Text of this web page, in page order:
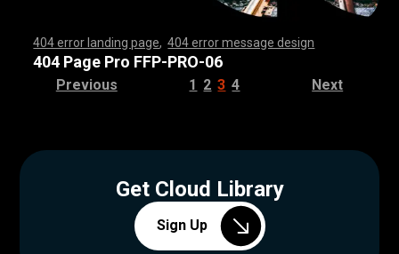
404 error landing page ,404 error message design
,,,,,,,,,,,,,,,,,,,,,,,, ,,,,,,,,,,,,,,,,,,,,,,,,,,,,
,,,,,,,,,,,,,,,,,,,,,,,, ,,,,,,,,,,,,,,,,,,,,,,,,,,,,
,,,,,,,,,,,,,,,,,,,,,,,, ,,,,,,,,,,,,,,,,,,,,,,,,,,,,
,,,,,,,,,,,,,,,,,,,,,,,, ,,,,,,,,,,,,,,,,,,,,,,,,,,,,
,,,,,,,,,,,,,,,,,,,,,,,, ,,,,,,,,,,,,,,,,,,,,,,,,,,,,
,,,,,,,,,,,,,,,,,,,,,,,, ,,,,,,,,,,,,,,,,,,,,,,,,,,,,
,,,,,,,,,,,,,,,,,,,,,,,, ,,,,,,,,,,,,,,,,,,,,,,,,,,,,
,,,,,,,,,,,,,,,,,,,,,,,, ,,,,,,,,,,,,,,,,,,,,,,,,,,,,
404 Page Pro FFP-PRO-06
Previous 1 2 3 4 Next
Get Cloud Library
Sign Up